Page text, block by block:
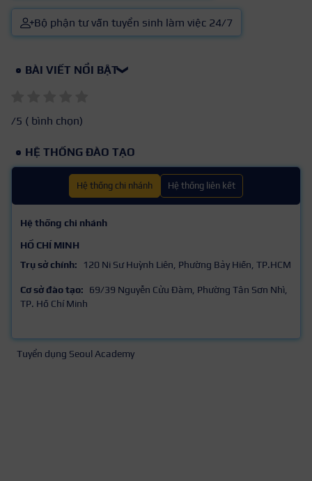
Bộ phận tư vấn tuyển sinh làm việc 24/7
BÀI VIẾT NỔI BẬT❯
/5 ( bình chọn)
HỆ THỐNG ĐÀO TẠO
Hệ thống chi nhánh Hệ thống liên kết
Hệ thống chi nhánh
HỒ CHÍ MINH
Trụ sở chính:
120 Ni Sư Huỳnh Liên, Phường Bảy Hiền, TP.HCM
Cơ sở đào tạo:
69/39 Nguyễn Cửu Đàm, Phường Tân Sơn Nhì,
TP. Hồ Chí Minh
Tuyển dụng Seoul Academy